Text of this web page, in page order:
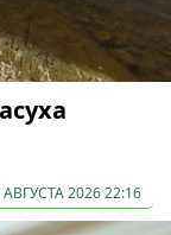
АВГУСТА 2026 22:16